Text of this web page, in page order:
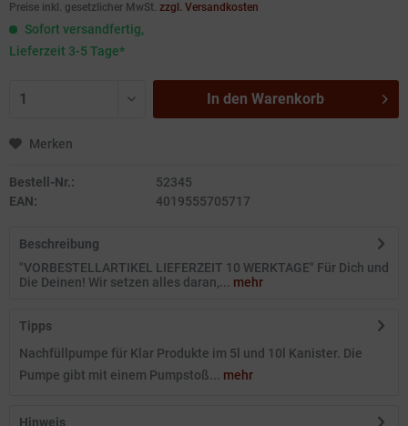
Preise inkl. gesetzlicher MwSt. zzgl. Versandkosten
Sofort versandfertig,
Lieferzeit 3-5 Tage*
In den Warenkorb
Merken
Bestell-Nr.:
52345
EAN:
4019555705717
Beschreibung
"VORBESTELLARTIKEL LIEFERZEIT 10 WERKTAGE" Für Dich und
Die Deinen! Wir setzen alles daran,... mehr
Tipps
Nachfüllpumpe für Klar Produkte im 5l und 10l Kanister. Die
Pumpe gibt mit einem Pumpstoß... mehr
Hinweis